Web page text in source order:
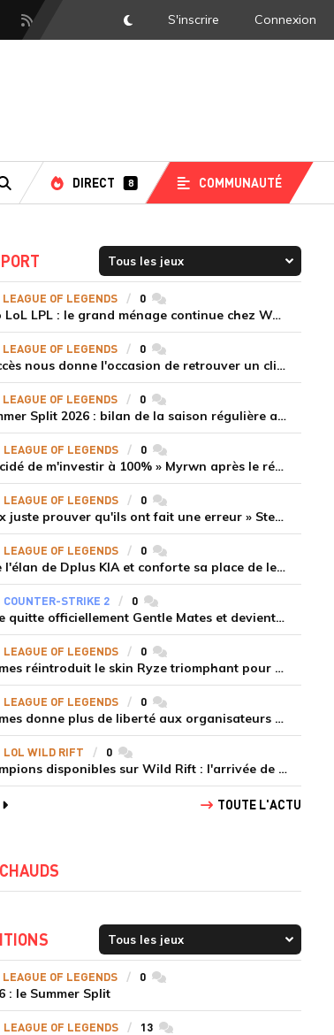
Flux RSS DarkMode
S'inscrire Connexion
DIRECT 8 COMMUNAUTÉ
LEAGUE OF LEGENDS 0commentaires
Mercato LoL LPL : le grand ménage continue chez Weibo Gaming, Jiejie quitte le navire au profit de Xiaohao
LEAGUE OF LEGENDS 0commentaires
« Ce succès nous donne l'occasion de retrouver un climat beaucoup plus positif » Ryu et Canyon soulagés après la victoire de Gen.G sur HLE
LEAGUE OF LEGENDS 0commentaires
LFL Summer Split 2026 : bilan de la saison régulière avec Solary en tête
LEAGUE OF LEGENDS 0commentaires
« J'ai décidé de m'investir à 100% » Myrwn après le réveil de Movistar KOI face à Fnatic
LEAGUE OF LEGENDS 0commentaires
« Je veux juste prouver qu'ils ont fait une erreur » Stend se confie sur son mercato chaotique et ses ambitions avec Shifters
LEAGUE OF LEGENDS 0commentaires
T1 brise l'élan de Dplus KIA et conforte sa place de leader en LCK 2026 Rounds 3-4
COUNTER-STRIKE 2 0commentaires
deLonge quitte officiellement Gentle Mates et devient agent libre
LEAGUE OF LEGENDS 0commentaires
Riot Games réintroduit le skin Ryze triomphant pour récompenser la scène amateur
LEAGUE OF LEGENDS 0commentaires
Riot Games donne plus de liberté aux organisateurs de tournois locaux sur League of Legends
LOL WILD RIFT 0commentaires
Les champions disponibles sur Wild Rift : l'arrivée de Cho'Gath
page suivante
TOUTE L'ACTU
LEAGUE OF LEGENDS 0commentaires
: le Summer Split
LEAGUE OF LEGENDS 13commentaires